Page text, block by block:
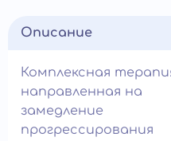
Описание
Комплексная
направленная на
замедление
прогрессирования